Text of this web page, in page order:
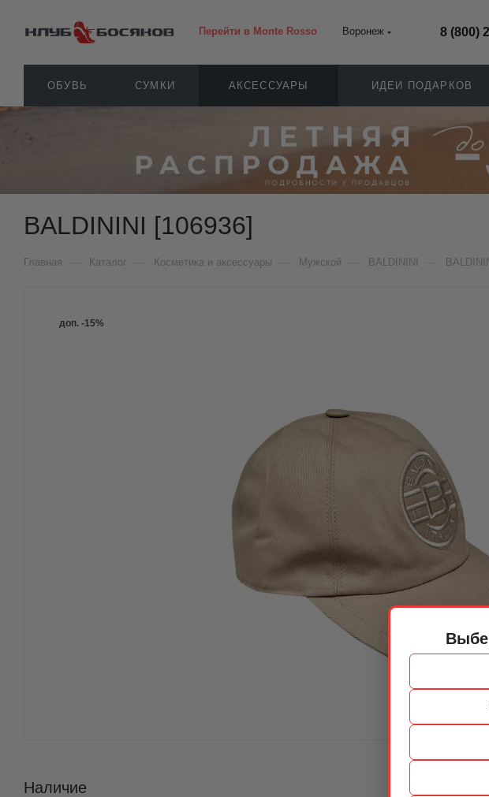
Перейти в Monte Rosso Воронеж 8 (800)
ОБУВЬ СУМКИ АКСЕССУАРЫ ИДЕИ ПОДАРКОВ
BALDININI [106936]
Главная Каталог Косметика и аксессуары Мужской BALDININI
доп. -15%
Наличие